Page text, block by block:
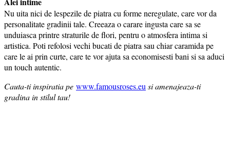
Nu uita nici de lespezile de piatra cu forme neregulate, care vor da
personalitate gradinii tale. Creeaza o carare ingusta care sa se
unduiasca printre straturile de flori, pentru o atmosfera intima si
artistica. Poti refolosi vechi bucati de piatra sau chiar caramida pe
care le ai prin curte, care te vor ajuta sa economisesti bani si sa aduci
un touch autentic.
Cauta-ti inspiratia pe www.famousroses.eusi amenajeaza-ti
gradina in stilul tau!